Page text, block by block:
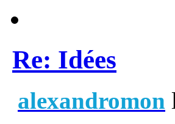
Re: Idées
alexandromon